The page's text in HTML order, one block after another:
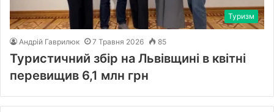
Туризм
Андрій Гаврилюк 7 Травня 2026 85
Туристичний збір на Львівщині в квітні
перевищив 6,1 млн грн